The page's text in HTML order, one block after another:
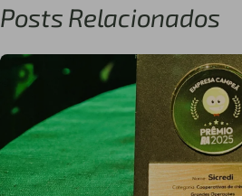
Posts Relacionados